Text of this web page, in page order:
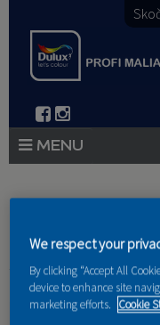
PORADENSTVO
AKCIE A NOVINKY
Domov»Referencie»
We respect your
By clicking “Accept All
device to enhance site
marketing efforts. Cookie